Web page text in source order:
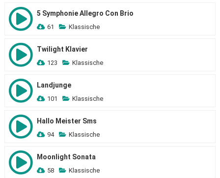
5 Symphonie Allegro Con Brio
61 Klassische
Twilight Klavier
123 Klassische
Landjunge
101 Klassische
Hallo Meister Sms
94 Klassische
Moonlight Sonata
58 Klassische